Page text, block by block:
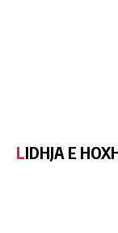
LIDHJA E